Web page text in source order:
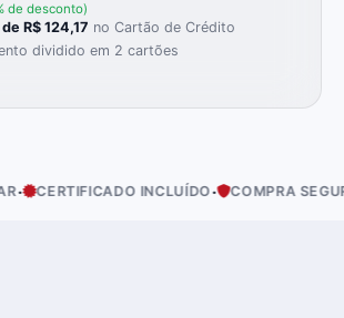
de desconto)
R$ 124,17 no Cartão de Crédito
dividido em 2 cartões
INCLUÍDO· COMPRA SEGURA·ESTUDE